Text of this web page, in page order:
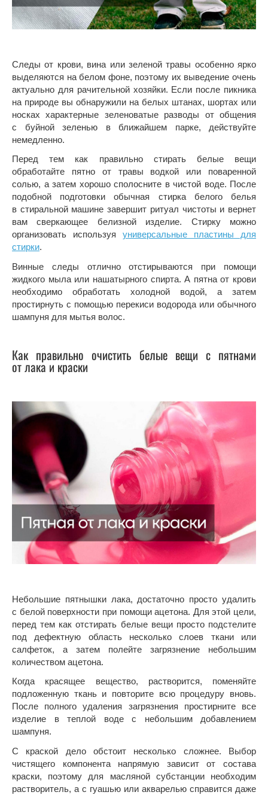
Следы от крови, вина или зеленой травы особенно ярко
выделяются на белом фоне, поэтому их выведение очень
актуально для рачительной хозяйки. Если после пикника
на природе вы обнаружили на белых штанах, шортах или
носках характерные зеленоватые разводы от общения
с буйной зеленью в ближайшем парке, действуйте
немедленно.
Перед тем как правильно стирать белые вещи
обработайте пятно от травы водкой или поваренной
солью, а затем хорошо сполосните в чистой воде. После
подобной подготовки обычная стирка белого белья
в стиральной машине завершит ритуал чистоты и вернет
вам сверкающее белизной изделие. Стирку можно
организовать используя универсальные пластины для
стирки.
Винные следы отлично отстирываются при помощи
жидкого мыла или нашатырного спирта. А пятна от крови
необходимо обработать холодной водой, а затем
простирнуть с помощью перекиси водорода или обычного
шампуня для мытья волос.
Как правильно очистить белые вещи с пятнами
от лака и краски
Небольшие пятнышки лака, достаточно просто удалить
с белой поверхности при помощи ацетона. Для этой цели,
перед тем как отстирать белые вещи просто подстелите
под дефектную область несколько слоев ткани или
салфеток, а затем полейте загрязнение небольшим
количеством ацетона.
Когда красящее вещество, растворится, поменяйте
подложенную ткань и повторите всю процедуру вновь.
После полного удаления загрязнения простирните все
изделие в теплой воде с небольшим добавлением
шампуня.
С краской дело обстоит несколько сложнее. Выбор
чистящего компонента напрямую зависит от состава
краски, поэтому для масляной субстанции необходим
растворитель, а с гуашью или акварелью справится даже